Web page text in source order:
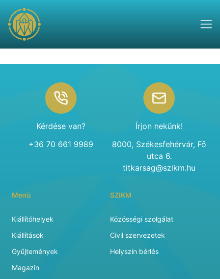
Kérdése van?
+36 70 661 9989
Írjon nekünk!
8000, Székesfehérvár, Fő
utca 6.
titkarsag@szikm.hu
Menü
Kiállítóhelyek
Kiállítások
Gyűjtemények
Magazin
SZIKM
Közösségi szolgálat
Civil szervezetek
Helyszín bérlés